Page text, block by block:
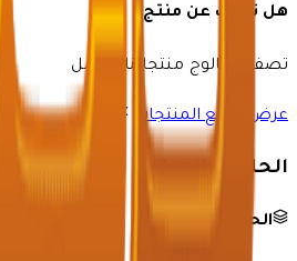
هل تبحث عن منتج؟
تصفح كتالوج منتجاتنا الكامل
عرض جميع المنتجات
الحلول والموارد
الحلول الصناعية